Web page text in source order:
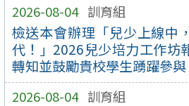
2026-08-04 訓育組
檢送本會辦理「兒少上線中
代！」2026兒少培力工作坊
轉知並鼓勵貴校學生踴躍參與
2026-08-04 訓育組